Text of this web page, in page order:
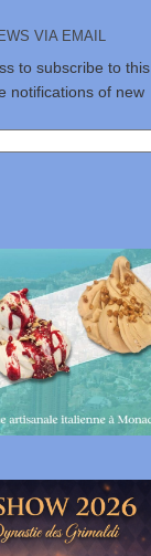
VIA EMAIL
to subscribe to this
notifications of new